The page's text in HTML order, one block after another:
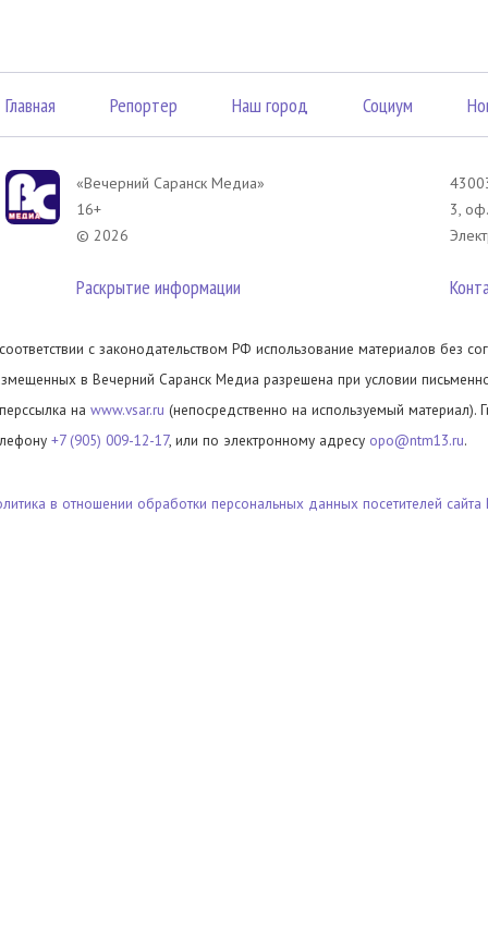
Главная Репортер Наш город Социум
«Вечерний Саранск Mедиа»
16+
© 2026
Раскрытие информации
3,
с законодательством РФ использование материалов без
в Вечерний Саранск Медиа разрешена при условии
на www.vsar.ru (непосредственно на используемый материал).
+7 (905) 009-12-17, или по электронному адресу opo@ntm13.ru.
в отношении обработки персональных данных посетителей